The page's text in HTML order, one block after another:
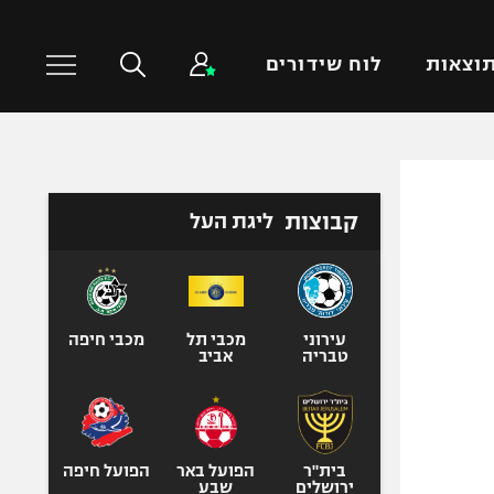
תוצאות לוח שידורים
טניס
כדורעף
ספורט אולימפי
קבוצות ליגת העל
עירוני
טבריה
מכבי תל
אביב
מכבי חיפה
בית"ר
ירושלים
הפועל באר
שבע
הפועל חיפה